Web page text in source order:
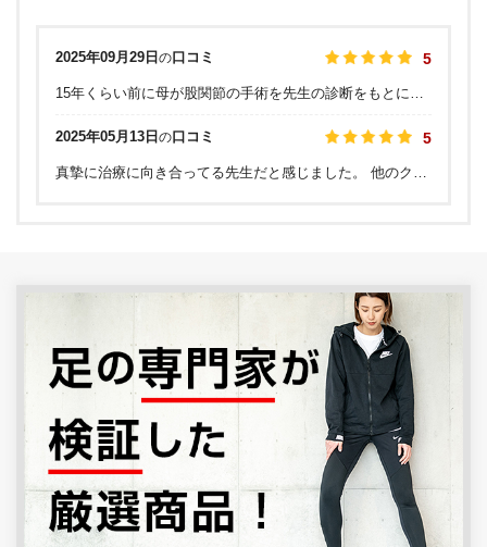
2025年09月29日 の口コミ 5
2025年05月13日 の口コミ 5